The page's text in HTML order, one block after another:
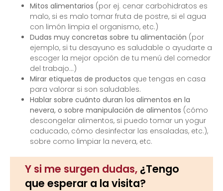
Mitos alimentarios (por ej. cenar carbohidratos es
malo, si es malo tomar fruta de postre, si el agua
con limón limpia el organismo, etc.)
Dudas muy concretas sobre tu alimentación (por
ejemplo, si tu desayuno es saludable o ayudarte a
escoger la mejor opción de tu menú del comedor
del trabajo…)
Mirar etiquetas de productos que tengas en casa
para valorar si son saludables.
Hablar sobre cuánto duran los alimentos en la
nevera, o sobre manipulación de alimentos (cómo
descongelar alimentos, si puedo tomar un yogur
caducado, cómo desinfectar las ensaladas, etc.),
sobre como limpiar la nevera, etc.
Y si me surgen dudas, ¿Tengo
que esperar a la visita?